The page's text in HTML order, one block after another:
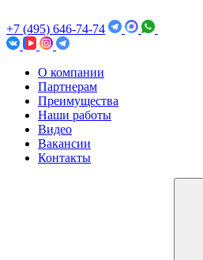
+7 (495) 646-74-74
О компании
Партнерам
Преимущества
Наши работы
Видео
Вакансии
Контакты